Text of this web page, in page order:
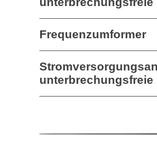
Frequenzumformer
unterbrechungsfreie